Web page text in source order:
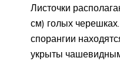
Листочки
см) голых
спорангии
укрыты